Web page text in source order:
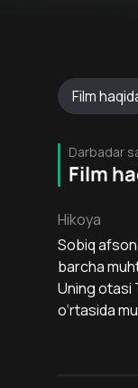
Film
Darbadar
Film
Hikoya
Sobiq
barcha
Uning otasi
o‘rtasida